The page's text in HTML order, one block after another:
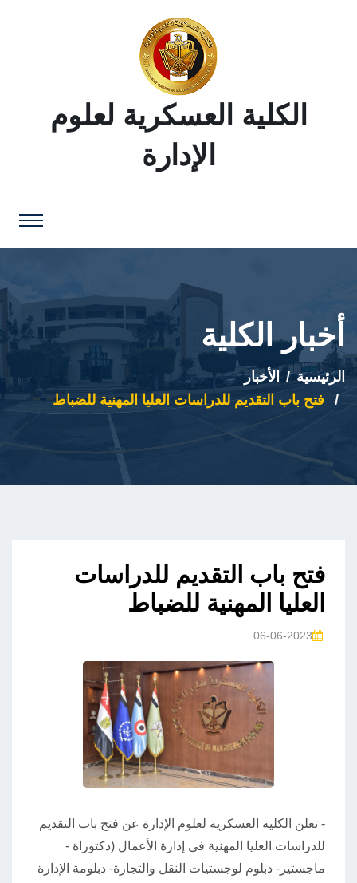
الكلية العسكرية لعلوم
الإدارة
أخبار الكلية
الرئيسية
الأخبار
فتح باب التقديم للدراسات
العليا المهنية للضباط
06-06-2023
- تعلن الكلية العسكرية لعلوم الإدارة عن فتح باب التقديم
للدراسات العليا المهنية فى إدارة الأعمال (دكتوراة -
ماجستير- دبلوم لوجستيات النقل والتجارة- دبلومة الإدارة